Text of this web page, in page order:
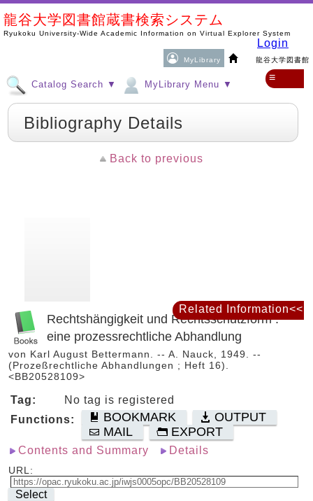
龍谷大学図書館蔵書検索システム
Ryukoku University-Wide Academic Information on Virtual Explorer System
MyLibrary 龍谷大学図書館
Login
Catalog Search ▼ MyLibrary Menu ▼
≡
Bibliography Details
Back to previous
Rechtshängigkeit und Rechtsschutzform :
eine prozessrechtliche Abhandlung
von Karl August Bettermann. -- A. Nauck, 1949. --
(Prozeßrechtliche Abhandlungen ; Heft 16).
<BB20528109>
Tag:
No tag is registered
Functions:
BOOKMARK
OUTPUT
MAIL
EXPORT
Contents and Summary Details
URL:
Select
Related Information<<